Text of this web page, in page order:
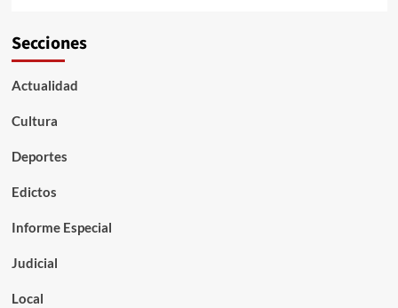
Secciones
Actualidad
Cultura
Deportes
Edictos
Informe Especial
Judicial
Local